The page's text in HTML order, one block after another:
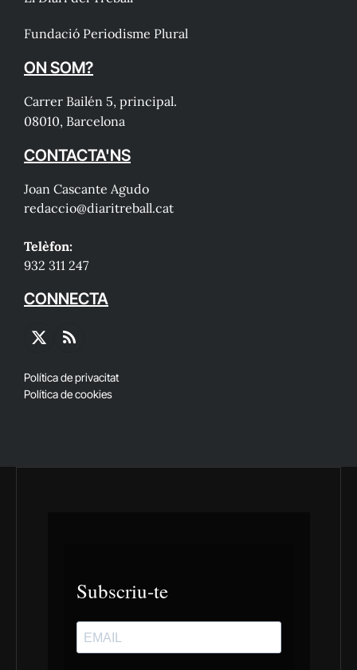
Fundació Periodisme Plural
ON SOM?
Carrer Bailén 5, principal.
08010, Barcelona
CONTACTA'NS
Joan Cascante Agudo
redaccio@diaritreball.cat
Telèfon:
932 311 247
CONNECTA
X
RSS
Política de privacitat
Política de cookies